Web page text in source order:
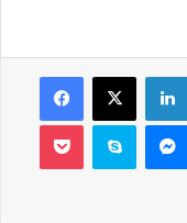
Facebook
X
Pocket Skype